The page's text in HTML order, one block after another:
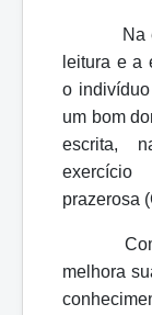
Na
leitura e a
o
um bom
escrita,
exercício
prazerosa
Com as
melhora